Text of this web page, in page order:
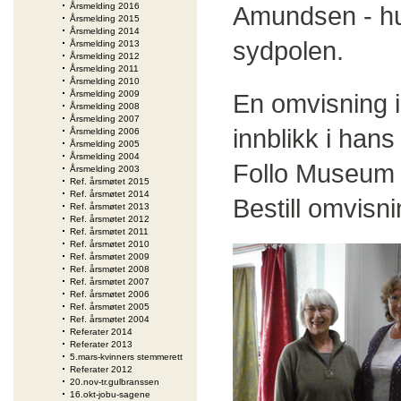
Årsmelding 2016
Årsmelding 2015
Årsmelding 2014
Årsmelding 2013
Årsmelding 2012
Årsmelding 2011
Årsmelding 2010
Årsmelding 2009
Årsmelding 2008
Årsmelding 2007
Årsmelding 2006
Årsmelding 2005
Årsmelding 2004
Årsmelding 2003
Ref. årsmøtet 2015
Ref. årsmøtet 2014
Ref. årsmøtet 2013
Ref. årsmøtet 2012
Ref. årsmøtet 2011
Ref. årsmøtet 2010
Ref. årsmøtet 2009
Ref. årsmøtet 2008
Ref. årsmøtet 2007
Ref. årsmøtet 2006
Ref. årsmøtet 2005
Ref. årsmøtet 2004
Referater 2014
Referater 2013
5.mars-kvinners stemmerett
Referater 2012
20.nov-tr.gulbranssen
16.okt-jobu-sagene
Amundsen -
sydpolen.
En omvisning
innblikk i
Follo
Bestill